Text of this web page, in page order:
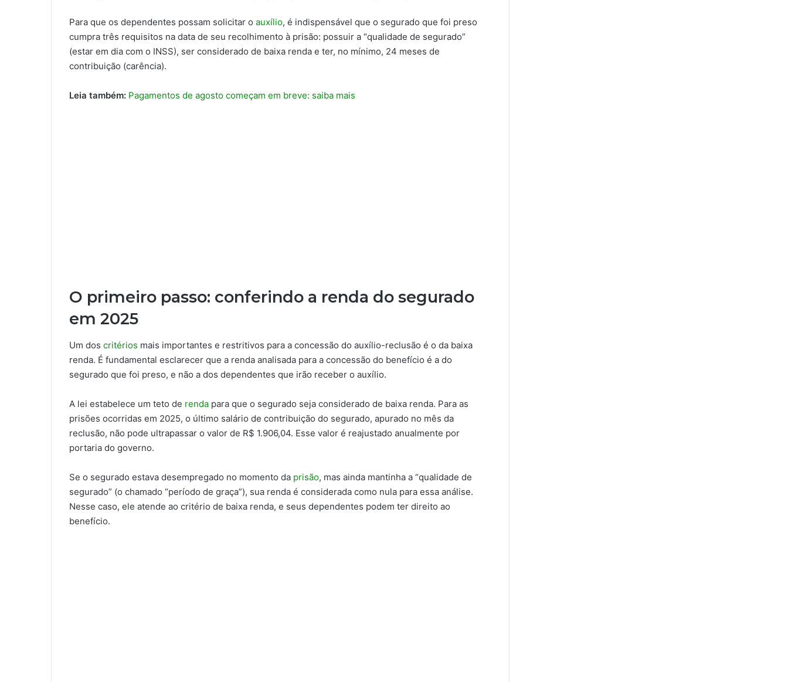
Para que os dependentes possam solicitar o auxílio, é indispensável que o segurado que foi preso
cumpra três requisitos na data de seu recolhimento à prisão: possuir a “qualidade de segurado”
(estar em dia com o INSS), ser considerado de baixa renda e ter, no mínimo, 24 meses de
contribuição (carência).
Leia também: Pagamentos de agosto começam em breve: saiba mais
O primeiro passo: conferindo a renda do segurado
em 2025
Um dos critérios mais importantes e restritivos para a concessão do auxílio-reclusão é o da baixa
renda. É fundamental esclarecer que a renda analisada para a concessão do benefício é a do
segurado que foi preso, e não a dos dependentes que irão receber o auxílio.
A lei estabelece um teto de renda para que o segurado seja considerado de baixa renda. Para as
prisões ocorridas em 2025, o último salário de contribuição do segurado, apurado no mês da
reclusão, não pode ultrapassar o valor de R$ 1.906,04. Esse valor é reajustado anualmente por
portaria do governo.
Se o segurado estava desempregado no momento da prisão, mas ainda mantinha a “qualidade de
segurado” (o chamado “período de graça”), sua renda é considerada como nula para essa análise.
Nesse caso, ele atende ao critério de baixa renda, e seus dependentes podem ter direito ao
benefício.